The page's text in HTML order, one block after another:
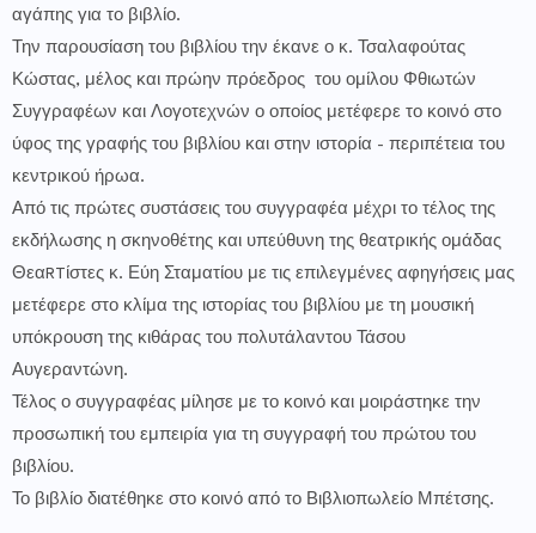
αγάπης για το βιβλίο.
Την παρουσίαση του βιβλίου την έκανε ο κ. Τσαλαφούτας
Κώστας, μέλος και πρώην πρόεδρος του ομίλου Φθιωτών
Συγγραφέων και Λογοτεχνών ο οποίος μετέφερε το κοινό στο
ύφος της γραφής του βιβλίου και στην ιστορία - περιπέτεια του
κεντρικού ήρωα.
Από τις πρώτες συστάσεις του συγγραφέα μέχρι το τέλος της
εκδήλωσης η σκηνοθέτης και υπεύθυνη της θεατρικής ομάδας
ΘεαRTίστες κ. Εύη Σταματίου με τις επιλεγμένες αφηγήσεις μας
μετέφερε στο κλίμα της ιστορίας του βιβλίου με τη μουσική
υπόκρουση της κιθάρας του πολυτάλαντου Τάσου
Αυγεραντώνη.
Τέλος ο συγγραφέας μίλησε με το κοινό και μοιράστηκε την
προσωπική του εμπειρία για τη συγγραφή του πρώτου του
βιβλίου.
Το βιβλίο διατέθηκε στο κοινό από το Βιβλιοπωλείο Μπέτσης.